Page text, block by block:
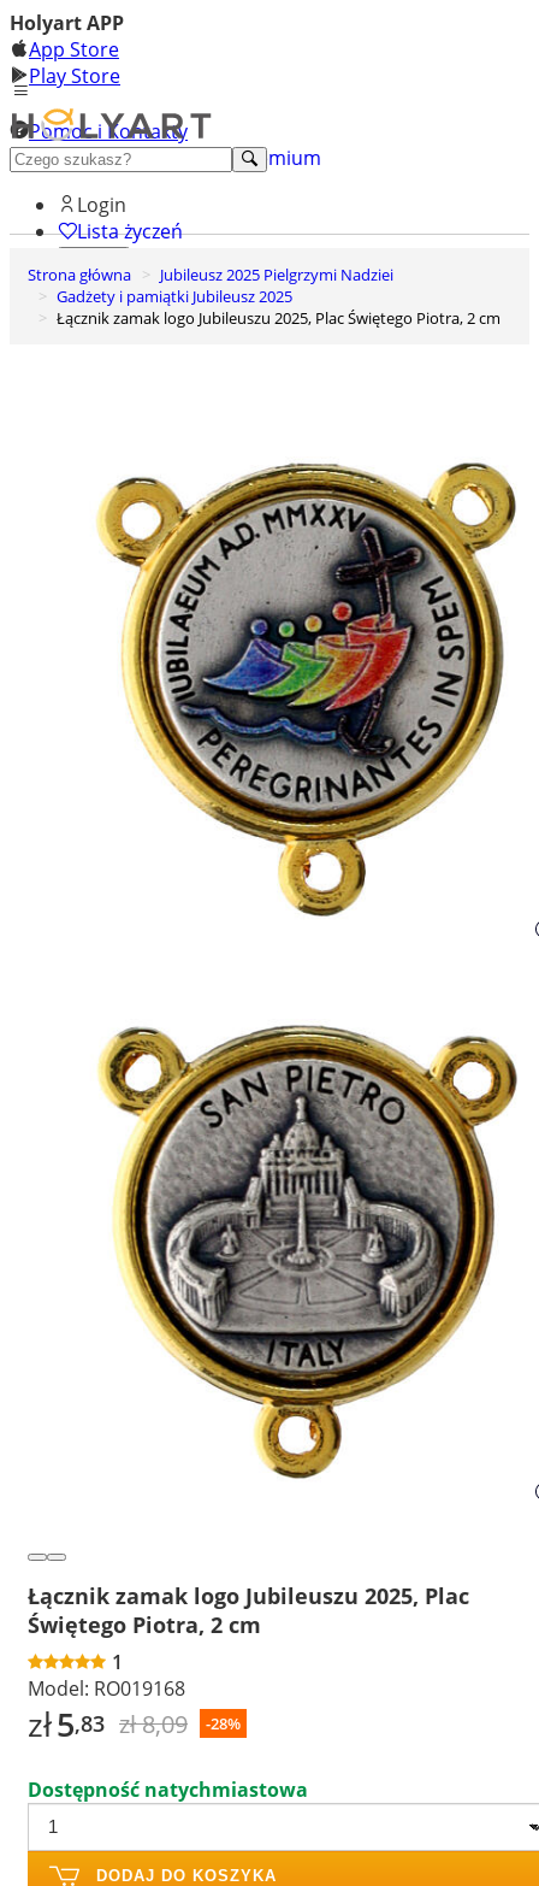
Holyart APP
App Store
Play Store
Pomoc i Kontakty
+48 222 922 860
Odkryj premium
Login
Lista życzeń
0
Koszyk
Strona główna
Jubileusz 2025 Pielgrzymi Nadziei
Gadżety i pamiątki Jubileusz 2025
Łącznik zamak logo Jubileuszu 2025, Plac Świętego Piotra, 2 cm
Łącznik zamak logo Jubileuszu 2025, Plac
Świętego Piotra, 2 cm
1
Model: RO019168
zł5,83 zł 8,09 -28%
Dostępność natychmiastowa
DODAJ DO KOSZYKA